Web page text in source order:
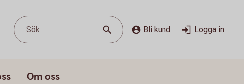
Sök Bli kund Logga in
Om oss